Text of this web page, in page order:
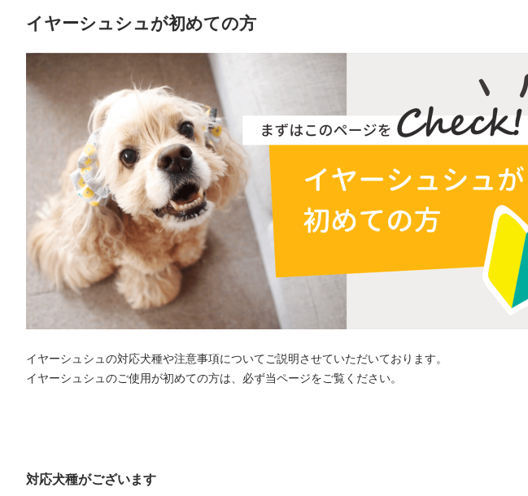
イヤーシュシュが初めての方
イヤーシュシュの対応犬種や注意事項についてご説明させていただいております。
イヤーシュシュのご使用が初めての方は、必ず当ページをご覧ください。
対応犬種がございます